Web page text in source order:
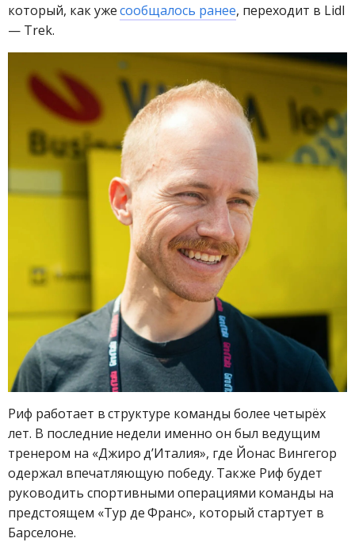
который, как ужесообщалось ранее, переходит в Lidl
— Trek.
Риф работает в структуре команды более четырёх
лет. В последние недели именно он был ведущим
тренером на «Джиро д’Италия», где Йонас Вингегор
одержал впечатляющую победу. Также Риф будет
руководить спортивными операциями команды на
предстоящем «Тур де Франс», который стартует в
Барселоне.